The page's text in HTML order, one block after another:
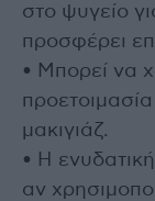
στο ψυγείο
προσφέρει
• Μπορεί να
μακιγιάζ.
• Η
αν